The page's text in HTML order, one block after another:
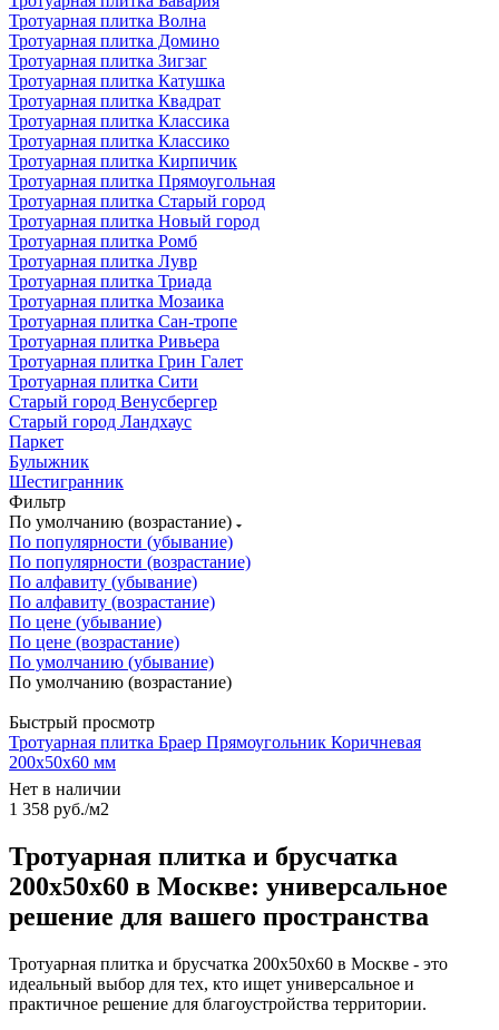
Тротуарная плитка Волна
Тротуарная плитка Домино
Тротуарная плитка Зигзаг
Тротуарная плитка Катушка
Тротуарная плитка Квадрат
Тротуарная плитка Классика
Тротуарная плитка Классико
Тротуарная плитка Кирпичик
Тротуарная плитка Прямоугольная
Тротуарная плитка Старый город
Тротуарная плитка Новый город
Тротуарная плитка Ромб
Тротуарная плитка Лувр
Тротуарная плитка Триада
Тротуарная плитка Мозаика
Тротуарная плитка Сан-тропе
Тротуарная плитка Ривьера
Тротуарная плитка Грин Галет
Тротуарная плитка Сити
Старый город Венусбергер
Старый город Ландхаус
Паркет
Булыжник
Шестигранник
Фильтр
По умолчанию (возрастание)
По популярности (убывание)
По популярности (возрастание)
По алфавиту (убывание)
По алфавиту (возрастание)
По цене (убывание)
По цене (возрастание)
По умолчанию (убывание)
По умолчанию (возрастание)
Быстрый просмотр
Тротуарная плитка Браер Прямоугольник Коричневая
200x50х60 мм
Нет в наличии
1 358 руб./м2
Тротуарная плитка и брусчатка
200x50x60 в Москве: универсальное
решение для вашего пространства
Тротуарная плитка и брусчатка 200x50x60 в Москве - это
идеальный выбор для тех, кто ищет универсальное и
практичное решение для благоустройства территории.